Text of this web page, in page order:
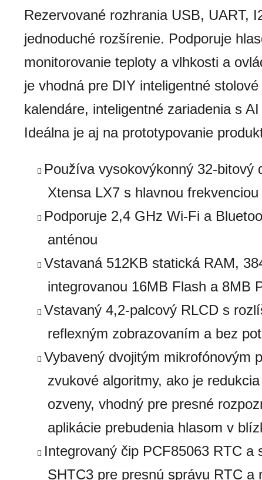
Rezervované rozhrania USB, UART,
jednoduché rozšírenie. Podporuje
monitorovanie teploty a vlhkosti a
je vhodná pre DIY inteligentné
kalendáre, inteligentné zariadenia s
Ideálna je aj na prototypovanie
Používa vysokovýkonný 32-bitový
Xtensa LX7 s hlavnou
Podporuje 2,4 GHz Wi-Fi a
anténou
Vstavaná 512KB statická RAM,
integrovanou 16MB Flash a 8MB
Vstavaný 4,2-palcový RLCD s
reflexným zobrazovaním a bez
Vybavený dvojitým mikrofónovým
zvukové algoritmy, ako je
ozveny, vhodný pre presné
aplikácie prebudenia hlasom v
Integrovaný čip PCF85063 RTC a
SHTC3 pre presnú správu RTC a